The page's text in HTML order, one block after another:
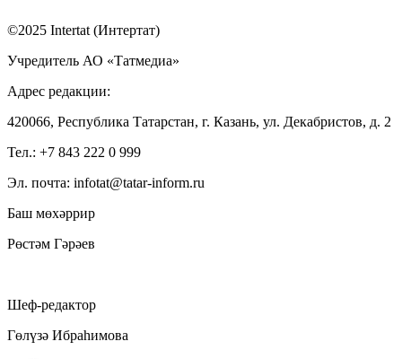
©2025 Intertat (Интертат)
Учредитель АО «Татмедиа»
Адрес редакции:
420066, Республика Татарстан, г. Казань, ул. Декабристов, д. 2
Тел.: +7 843 222 0 999
Эл. почта: infotat@tatar-inform.ru
Баш мөхәррир
Рөстәм Гәрәев
Шеф-редактор
Гөлүзә Ибраһимова